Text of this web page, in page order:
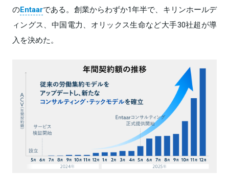
のEntaarである。創業からわずか1年半で、キリンホールデ
ィングス、中国電力、オリックス生命など大手30社超が導
入を決めた。